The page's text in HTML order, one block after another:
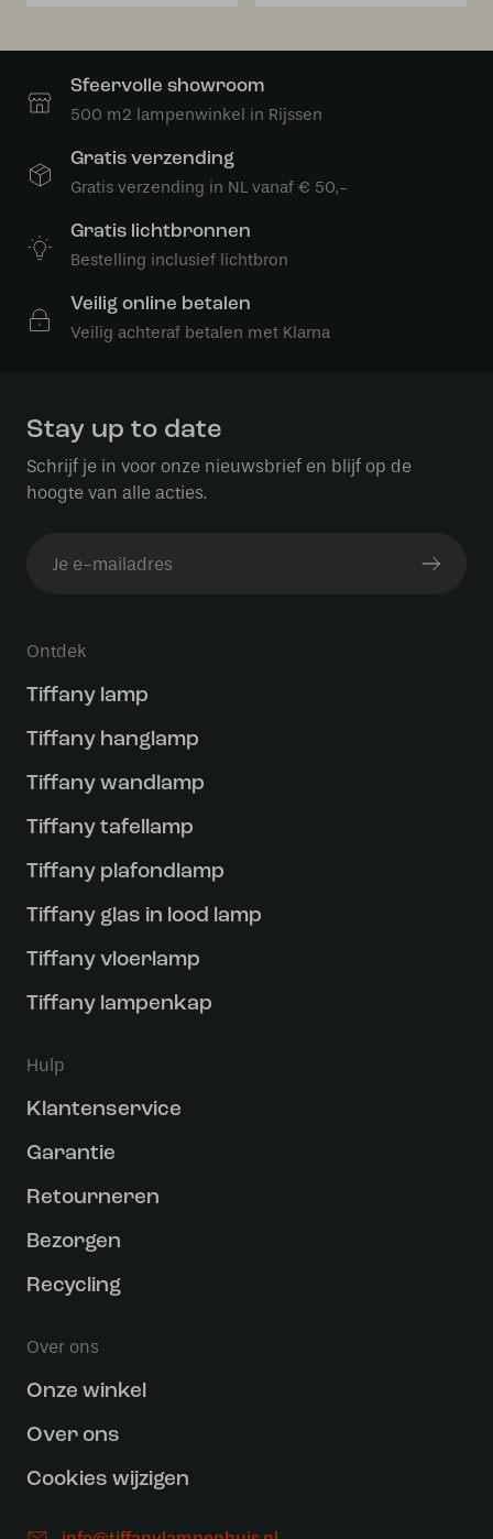
Sfeervolle showroom
500 m2 lampenwinkel in Rijssen
Gratis verzending
Gratis verzending in NL vanaf € 50,-
Gratis lichtbronnen
Bestelling inclusief lichtbron
Veilig online betalen
Veilig achteraf betalen met Klarna
Stay up to date
Schrijf je in voor onze nieuwsbrief en blijf op de
hoogte van alle acties.
Ontdek
Tiffany lamp
Tiffany hanglamp
Tiffany wandlamp
Tiffany tafellamp
Tiffany plafondlamp
Tiffany glas in lood lamp
Tiffany vloerlamp
Tiffany lampenkap
Hulp
Klantenservice
Garantie
Retourneren
Bezorgen
Recycling
Over ons
Onze winkel
Over ons
Cookies wijzigen